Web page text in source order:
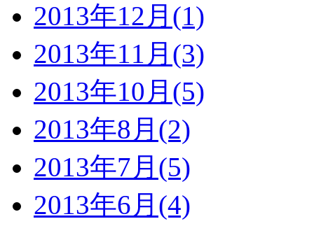
2013年12月(1)
2013年11月(3)
2013年10月(5)
2013年8月(2)
2013年7月(5)
2013年6月(4)